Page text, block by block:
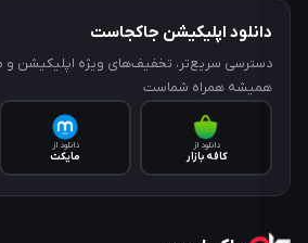
دانلود اپلیکیشن جاکجاست
دسترسی سریع‌تر، تخفیف‌های ویژه اپلیکیشن و
همیشه همراه شماست
دانلود از
کافه‌ بازار
دانلود از
مایکت